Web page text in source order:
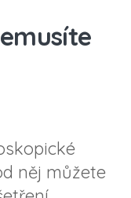
něj můžete